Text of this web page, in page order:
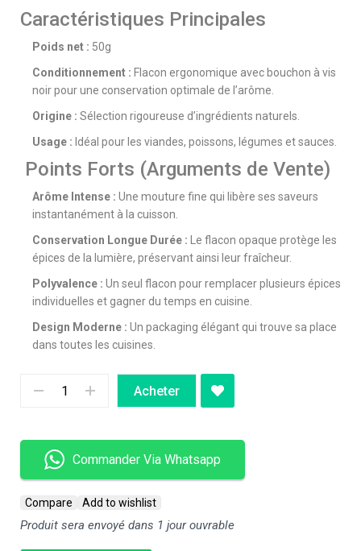
Caractéristiques Principales
Poids net : 50g
Conditionnement : Flacon ergonomique avec bouchon à vis
noir pour une conservation optimale de l’arôme.
Origine : Sélection rigoureuse d’ingrédients naturels.
Usage : Idéal pour les viandes, poissons, légumes et sauces.
Points Forts (Arguments de Vente)
Arôme Intense : Une mouture fine qui libère ses saveurs
instantanément à la cuisson.
Conservation Longue Durée : Le flacon opaque protège les
épices de la lumière, préservant ainsi leur fraîcheur.
Polyvalence : Un seul flacon pour remplacer plusieurs épices
individuelles et gagner du temps en cuisine.
Design Moderne : Un packaging élégant qui trouve sa place
dans toutes les cuisines.
Acheter
Commander Via Whatsapp
Compare Add to wishlist
Produit sera envoyé dans 1 jour ouvrable